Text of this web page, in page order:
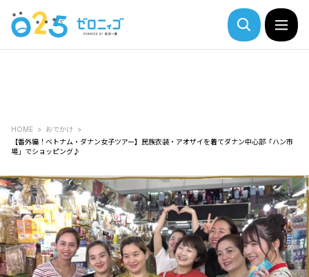
HOME
おでかけ
【番外編！ベトナム・ダナン女子ツアー】民族衣装・アオザイを着てダナン中心部「ハン市
場」でショッピング♪